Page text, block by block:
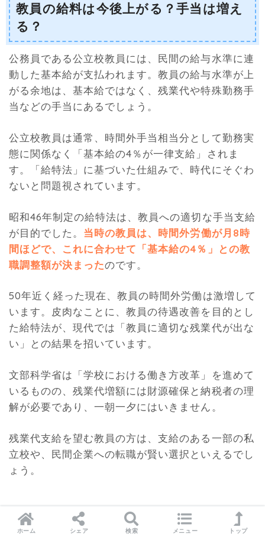
教員の給料は今後上がる？手当は増え
る？
公務員である公立校教員には、民間の給与水準に連
動した基本給が支払われます。教員の給与水準が上
がる余地は、基本給ではなく、残業代や特殊勤務手
当などの手当にあるでしょう。
公立校教員は通常、時間外手当相当分として勤務実
態に関係なく「基本給の4％が一律支給」されま
す。「給特法」に基づいた仕組みで、時代にそぐわ
ないと問題視されています。
昭和46年制定の給特法は、教員への適切な手当支給
が目的でした。 当時の教員は、時間外労働が月8時
間ほどで、これに合わせて「基本給の4％」との教
職調整額が決まったのです。
50年近く経った現在、教員の時間外労働は激増して
います。皮肉なことに、教員の待遇改善を目的とし
た給特法が、現代では「教員に適切な残業代が出な
い」との結果を招いています。
文部科学省は「学校における働き方改革」を進めて
いるものの、残業代増額には財源確保と納税者の理
解が必要であり、一朝一夕にはいきません。
残業代支給を望む教員の方は、支給のある一部の私
立校や、民間企業への転職が賢い選択といえるでし
ょう。
学校の先生って夏休みの給料はどうな
ホーム シェア 検索 メニュー トップ